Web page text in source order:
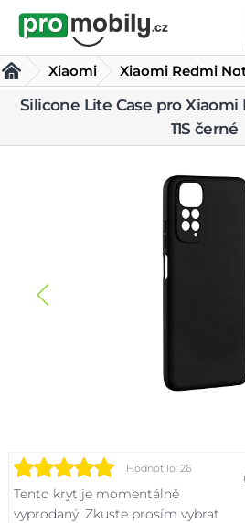
Xiaomi
Xiaomi Redmi
Kryty Xiaomi Redmi Note 11
Silicone Lite Case pro Xiaomi
11S černé
Hodnotilo: 26
Tento kryt je momentálně
vyprodaný. Zkuste prosím vybrat